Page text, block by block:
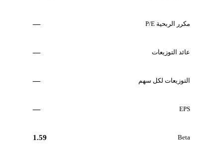
مكرر الربحية P/E —
عائد التوزيعات —
التوزيعات لكل سهم —
EPS
—
Beta
1.59